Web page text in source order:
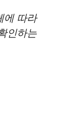
에 따라
인하는